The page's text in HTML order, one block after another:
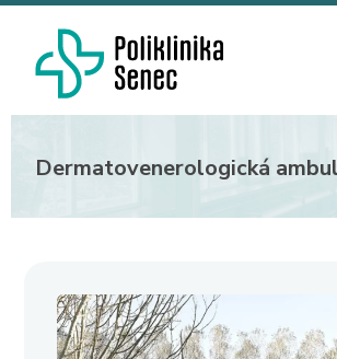
Dermatovenerologická